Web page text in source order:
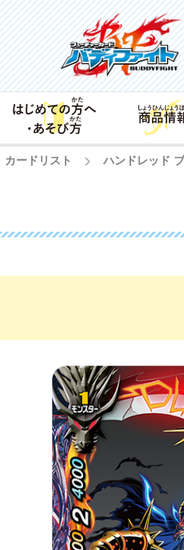
HOME
カードリスト ハンドレッド